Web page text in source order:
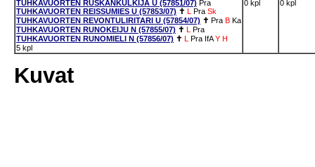
TUHKAVUORTEN RUSKANKULKIJA U (57851/07) Pra
TUHKAVUORTEN REISSUMIES U (57853/07) ✝ L Pra Sk
TUHKAVUORTEN REVONTULIRITARI U (57854/07) ✝ Pra B Ka
TUHKAVUORTEN RUNOKEIJU N (57855/07) ✝ L Pra
TUHKAVUORTEN RUNOMIELI N (57856/07) ✝ L Pra IfA Y H
5 kpl
0 kpl 0 kpl
Kuvat